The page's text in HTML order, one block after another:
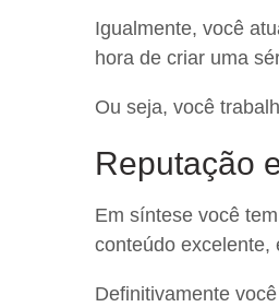
Igualmente, você
hora de criar uma
Ou seja, você
Reputação
Em síntese você
conteúdo excelente,
Definitivamente